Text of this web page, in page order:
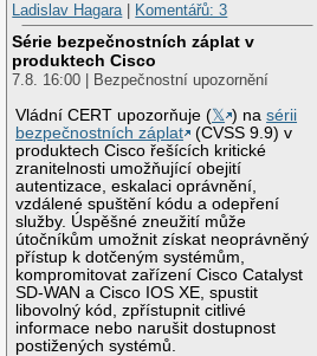
Ladislav Hagara| Komentářů: 3
Série bezpečnostních záplat v
produktech Cisco
7.8. 16:00 | Bezpečnostní upozornění
Vládní CERT upozorňuje (𝕏 ) nasérii
bezpečnostních záplat
(CVSS 9.9) v
produktech Cisco řešících kritické
zranitelnosti umožňující obejití
autentizace, eskalaci oprávnění,
vzdálené spuštění kódu a odepření
služby. Úspěšné zneužití může
útočníkům umožnit získat neoprávněný
přístup k dotčeným systémům,
kompromitovat zařízení Cisco Catalyst
SD-WAN a Cisco IOS XE, spustit
libovolný kód, zpřístupnit citlivé
informace nebo narušit dostupnost
postižených systémů.